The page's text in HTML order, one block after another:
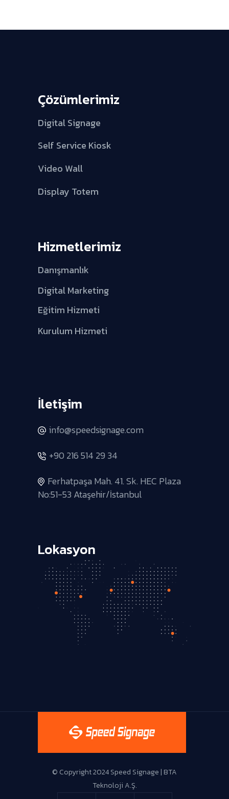
Çözümlerimiz
Digital Signage
Self Service Kiosk
Video Wall
Display Totem
Hizmetlerimiz
Danışmanlık
Digital Marketing
Eğitim Hizmeti
Kurulum Hizmeti
İletişim
info@speedsignage.com
+90 216 514 29 34
Ferhatpaşa Mah. 41. Sk. HEC Plaza
No:51-53 Ataşehir/İstanbul
Lokasyon
© Copyright 2024 Speed Signage | BTA
Teknoloji A.Ş.